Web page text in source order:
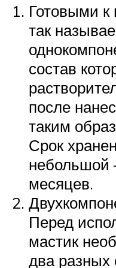
Готовыми
так
состав
после
таким
Срок
небольшой
месяцев.
Перед
мастик
два разных